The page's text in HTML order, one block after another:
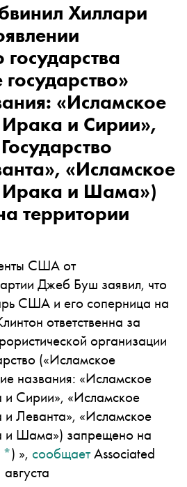
Хиллари
«Исламское
Ирака и Сирии»,
«Исламское
Ирака и Шама»)
территории
США от
Джеб Буш заявил, что
США и его соперница на
ответственна за
организации
(«Исламское
названия: «Исламское
и Сирии», «Исламское
и Леванта», «Исламское
и Шама») запрещено на
*) », сообщаетAssociated